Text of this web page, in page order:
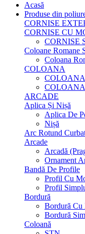
Acasă
Produse din
CORNISE
CORNISE CU
CORNISE
Coloane Romane
Coloana
COLOANA
ARCADE
Aplica Și Nișă
Aplica De
Nișă
Arc Rotund
Arcade
Arcadă
Ornament
Bandă De Profile
Profil Cu
Profil
Bordură
Bordură Cu
Bordură
Coloană